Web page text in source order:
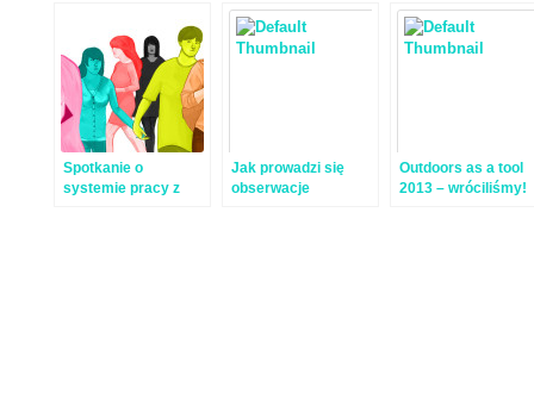
Spotkanie o
systemie pracy z
Jak prowadzi się
obserwacje
Outdoors as a tool
2013 – wróciliśmy!